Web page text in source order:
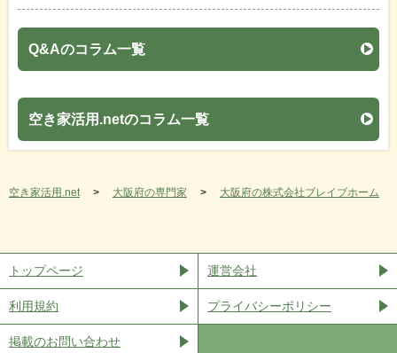
Q&Aのコラム一覧
空き家活用.netのコラム一覧
空き家活用.net 大阪府の専門家 大阪府の株式会社ブレイブホーム
トップページ 運営会社
利用規約 プライバシーポリシー
掲載のお問い合わせ